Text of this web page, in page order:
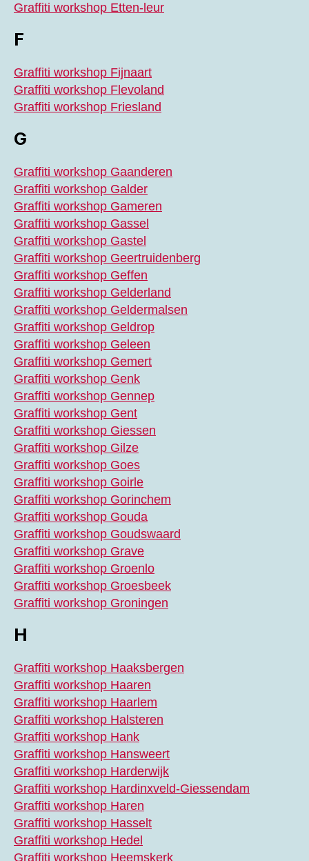
Graffiti workshop Etten-leur
F
Graffiti workshop Fijnaart
Graffiti workshop Flevoland
Graffiti workshop Friesland
G
Graffiti workshop Gaanderen
Graffiti workshop Galder
Graffiti workshop Gameren
Graffiti workshop Gassel
Graffiti workshop Gastel
Graffiti workshop Geertruidenberg
Graffiti workshop Geffen
Graffiti workshop Gelderland
Graffiti workshop Geldermalsen
Graffiti workshop Geldrop
Graffiti workshop Geleen
Graffiti workshop Gemert
Graffiti workshop Genk
Graffiti workshop Gennep
Graffiti workshop Gent
Graffiti workshop Giessen
Graffiti workshop Gilze
Graffiti workshop Goes
Graffiti workshop Goirle
Graffiti workshop Gorinchem
Graffiti workshop Gouda
Graffiti workshop Goudswaard
Graffiti workshop Grave
Graffiti workshop Groenlo
Graffiti workshop Groesbeek
Graffiti workshop Groningen
H
Graffiti workshop Haaksbergen
Graffiti workshop Haaren
Graffiti workshop Haarlem
Graffiti workshop Halsteren
Graffiti workshop Hank
Graffiti workshop Hansweert
Graffiti workshop Harderwijk
Graffiti workshop Hardinxveld-Giessendam
Graffiti workshop Haren
Graffiti workshop Hasselt
Graffiti workshop Hedel
Graffiti workshop Heemskerk